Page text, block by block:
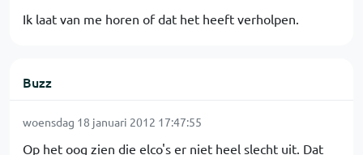
Ik laat van me horen of dat het heeft verholpen.
Buzz
woensdag 18 januari 2012 17:47:55
Op het oog zien die elco's er niet heel slecht uit. Dat